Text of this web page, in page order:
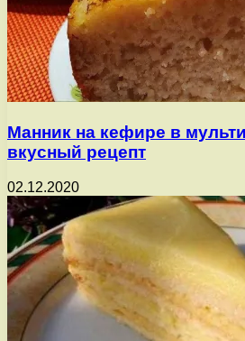
Манник на кефире в
вкусный рецепт
02.12.2020